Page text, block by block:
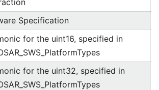
Specification
for the uint16, specified in
for the uint32, specified in